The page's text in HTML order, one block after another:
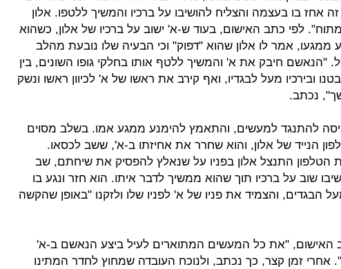
אחז בו בעצמה והצליח להושיבו על ברכיו והמשיך ללטפו. אלון
לפי כתב האישום, בעוד ש-א' ישוב על ברכיו של אלון, כשהוא
ממגעו, אמר לו אלון שהוא "דפוק" וכי הבעיה שלו נובעת מהלב
"הנאשם חיבק את א' והמשיך ללטף אותו בחלקי גופו השונים, בין
ובירכיו מעל לבגדיו, ואף קירב את ראשו של א' לכיוון ראשו ונשק
נכתב.
להתנגד למעשים, והתאמץ להימנע ממגע אמו. בשלב מסוים
הנייד של אלון, והוא שחרר את אחיזתו ב-א', ששב לכסאו.
הטלפון התנצל אלון בפניו על שנאלץ להפסיק את שיחתם, שב
שוב על ברכיו תוך שהוא ממשיך לדבר איתו. הוא חזר ונגע בו
הבגדים, והצמיד את פניו של א' לפניו שלו ולזקנו "באופן שהקשה
האישום, "את כל המעשים המתוארים לעיל ביצע הנאשם ב-א'
אחרי זמן קצר, כך נכתב, ולנוכח העובדה שמחוץ לחדר המתינו